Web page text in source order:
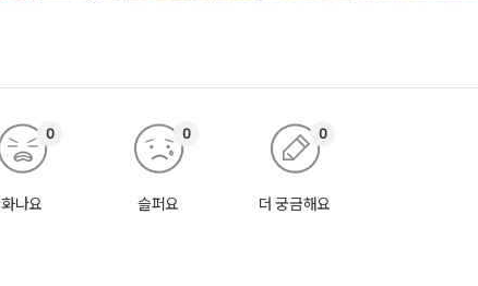
화나요
0
슬퍼요
0
더 궁금해요
0